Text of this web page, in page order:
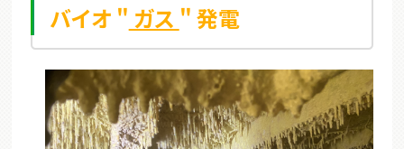
バイオ " ガス " 発電